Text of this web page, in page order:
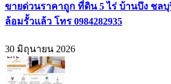
ขายด่วนราคาถูก ที่ดิน 5 ไร่ บ้านบึง ชลบุ
ล้อมรั้วแล้ว โทร 0984282935
30 มิถุนายน 2026